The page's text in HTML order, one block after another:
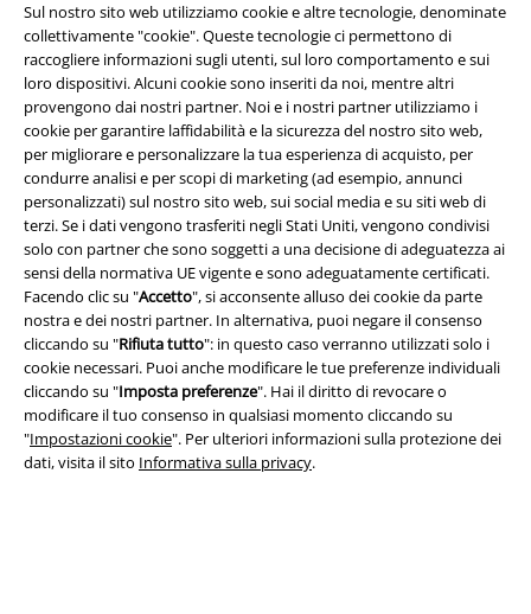
Sul nostro sito web utilizziamo cookie e altre tecnologie, denominate
collettivamente "cookie". Queste tecnologie ci permettono di
raccogliere informazioni sugli utenti, sul loro comportamento e sui
loro dispositivi. Alcuni cookie sono inseriti da noi, mentre altri
provengono dai nostri partner. Noi e i nostri partner utilizziamo i
cookie per garantire laffidabilità e la sicurezza del nostro sito web,
per migliorare e personalizzare la tua esperienza di acquisto, per
condurre analisi e per scopi di marketing (ad esempio, annunci
personalizzati) sul nostro sito web, sui social media e su siti web di
terzi. Se i dati vengono trasferiti negli Stati Uniti, vengono condivisi
solo con partner che sono soggetti a una decisione di adeguatezza ai
sensi della normativa UE vigente e sono adeguatamente certificati.
Facendo clic su "Accetto", si acconsente alluso dei cookie da parte
nostra e dei nostri partner. In alternativa, puoi negare il consenso
cliccando su "Rifiuta tutto": in questo caso verranno utilizzati solo i
cookie necessari. Puoi anche modificare le tue preferenze individuali
cliccando su "Imposta preferenze". Hai il diritto di revocare o
modificare il tuo consenso in qualsiasi momento cliccando su
"Impostazioni cookie". Per ulteriori informazioni sulla protezione dei
dati, visita il sito Informativa sulla privacy.
Info legali
Termini & Condizioni
Redazione
Legge sulla Privacy
Smaltimento rifiuti e protezione dell’ambiente
Dichiarazione di Conformità